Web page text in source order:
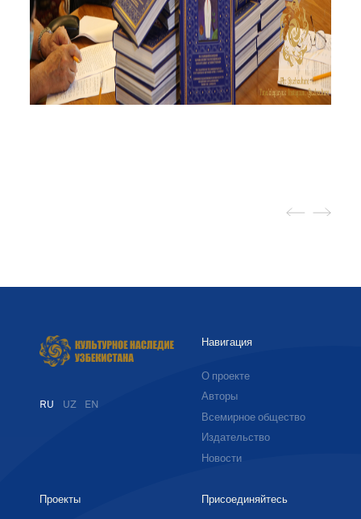
RU UZ EN
Навигация
О проекте
Авторы
Всемирное общество
Издательство
Новости
Проекты Присоединяйтесь